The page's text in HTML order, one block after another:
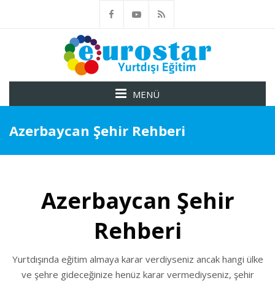
MENÜ
Azerbaycan Şehir Rehberi
Azerbaycan Şehir
Rehberi
Yurtdışında eğitim almaya karar verdiyseniz ancak hangi ülke
ve şehre gideceğinize henüz karar vermediyseniz, şehir